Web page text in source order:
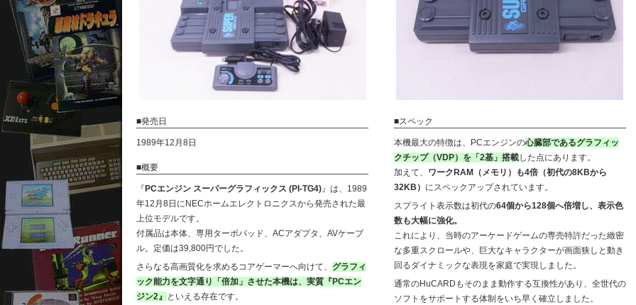
■発売日
1989年12月8日
■概要
『 PCエンジン スーパーグラフィックス (PI-TG4)』は、1989
年12月8日にNECホームエレクトロニクスから発売された最
上位モデルです。
付属品は本体、専用ターボパッド、ACアダプタ、AVケーブ
ル。定価は39,800円でした。
さらなる高画質化を求めるコアゲーマーへ向けて、 グラフィ
ック能力を文字通り「倍加」させた本機は、実質『PCエン
ジン2』 といえる存在です。
■スペック
本機最大の特徴は、PCエンジンの心臓部であるグラフィッ
クチップ（VDP）を「2基」搭載した点にあります。
加えて、 ワークRAM（メモリ）も4倍（初代の8KBから
32KB） にスペックアップされています。
スプライト表示数は初代の64個から128個へ倍増し、表示色
数も大幅に強化。
これにより、当時のアーケードゲームの専売特許だった緻密
な多重スクロールや、巨大なキャラクターが画面狭しと動き
回るダイナミックな表現を家庭で実現しました。
通常のHuCARDもそのまま動作する互換性があり、全世代の
ソフトをサポートする体制をいち早く確立しました。